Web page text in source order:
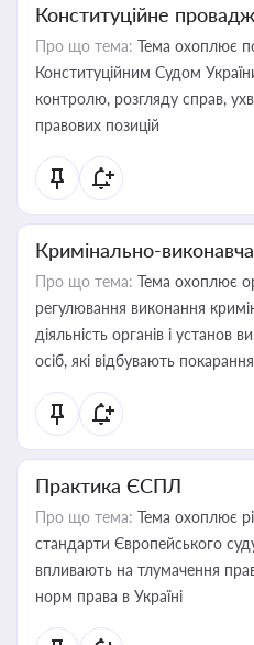
Конституційне
Про що тема: Тема охоплює
Конституційним Судом
контролю, розгляду справ,
правових позицій
Кримінально-
Про що тема: Тема охоплює
регулювання виконання
діяльність органів і установ
осіб, які відбувають покарання
Практика ЄСПЛ
Про що тема: Тема охоплює
стандарти Європейського
впливають на тлумачення
норм права в Україні